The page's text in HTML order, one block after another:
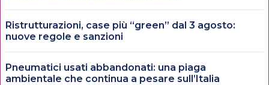
Ristrutturazioni, case più “green” dal 3 agosto:
nuove regole e sanzioni
Pneumatici usati abbandonati: una piaga
ambientale che continua a pesare sull’Italia